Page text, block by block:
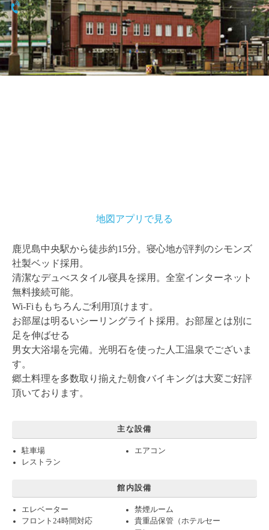
099-223-0551
地図アプリで見る
鹿児島中央駅から徒歩約15分。寝心地が評判のシモンズ
社製ベッド採用。
清潔なデュべスタイル寝具を採用。全室インターネット
無料接続可能。
Wi-Fiももちろんご利用頂けます。
お部屋は明るいシーリングライト採用。お部屋とは別に
足を伸ばせる
男女大浴場を完備。光明石を使った人工温泉でございま
す。
郷土料理を多数取り揃えた朝食バイキングは大変ご好評
頂いております。
主な設備
駐車場
エアコン
レストラン
館内設備
エレベーター
禁煙ルーム
フロント24時間対応
貴重品保管（ホテルセー